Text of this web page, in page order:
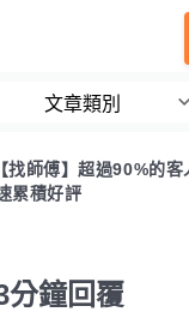
文章類別
【找師傅】超過90%的
累積好評
鐘回覆